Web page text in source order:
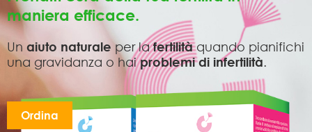
maniera efficace.
Un aiuto naturale per lafertilitàquando pianifichi
una gravidanza o haiproblemi di infertilità.
Ordina